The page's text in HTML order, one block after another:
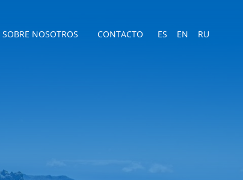
SOBRE NOSOTROS CONTACTO ES EN RU